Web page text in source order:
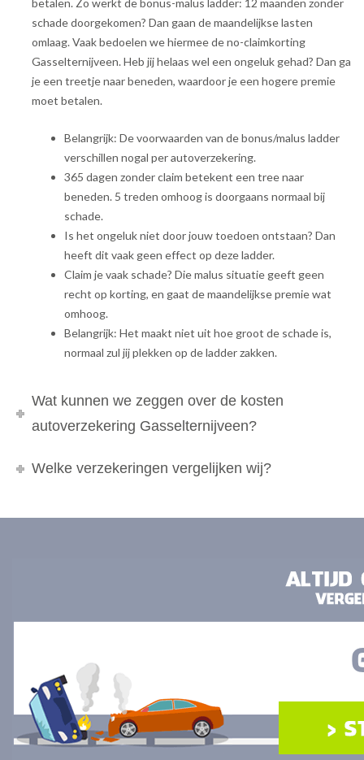
betalen. Zo werkt de bonus-malus ladder: 12 maanden zonder
schade doorgekomen? Dan gaan de maandelijkse lasten
omlaag. Vaak bedoelen we hiermee de no-claimkorting
Gasselternijveen. Heb jij helaas wel een ongeluk gehad? Dan ga
je een treetje naar beneden, waardoor je een hogere premie
moet betalen.
Belangrijk: De voorwaarden van de bonus/malus ladder
verschillen nogal per autoverzekering.
365 dagen zonder claim betekent een tree naar
beneden. 5 treden omhoog is doorgaans normaal bij
schade.
Is het ongeluk niet door jouw toedoen ontstaan? Dan
heeft dit vaak geen effect op deze ladder.
Claim je vaak schade? Die malus situatie geeft geen
recht op korting, en gaat de maandelijkse premie wat
omhoog.
Belangrijk: Het maakt niet uit hoe groot de schade is,
normaal zul jij plekken op de ladder zakken.
Wat kunnen we zeggen over de kosten
autoverzekering Gasselternijveen?
Welke verzekeringen vergelijken wij?